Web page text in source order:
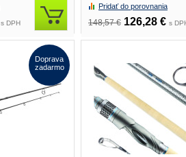
s DPH
Pridať do porovnania
148,57 € 126,28 € s
Doprava
zadarmo